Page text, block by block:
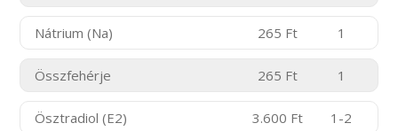
Nátrium (Na) 265 Ft 1
Összfehérje 265 Ft 1
Ösztradiol (E2) 3.600 Ft 1-2